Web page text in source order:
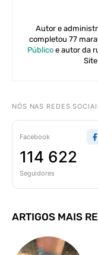
Autor e
completou 77
Público e autor da
NÓS NAS REDES
Facebook
114 622
Seguidores
ARTIGOS MAIS